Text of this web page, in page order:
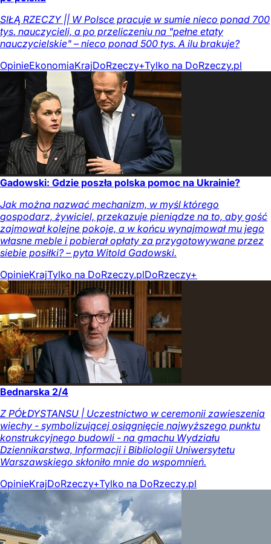
SIŁĄ RZECZY || W Polsce pracuje w sumie nieco ponad 700
tys. nauczycieli, a po przeliczeniu na "pełne etaty
nauczycielskie" – nieco ponad 500 tys. A ilu brakuje?
OpinieEkonomiaKrajDoRzeczy+Tylko na DoRzeczy.pl
Gadowski: Gdzie poszła polska pomoc na Ukrainie?
Jak można nazwać mechanizm, w myśl którego
gospodarz, żywiciel, przekazuje pieniądze na to, aby gość
zajmował kolejne pokoje, a w końcu wynajmował mu jego
własne meble i pobierał opłaty za przygotowywane przez
siebie posiłki? – pyta Witold Gadowski.
OpinieKrajTylko na DoRzeczy.plDoRzeczy+
Bednarska 2/4
Z PÓŁDYSTANSU | Uczestnictwo w ceremonii zawieszenia
wiechy - symbolizującej osiągnięcie najwyższego punktu
konstrukcyjnego budowli - na gmachu Wydziału
Dziennikarstwa, Informacji i Bibliologii Uniwersytetu
Warszawskiego skłoniło mnie do wspomnień.
OpinieKrajDoRzeczy+Tylko na DoRzeczy.pl